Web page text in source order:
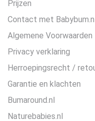
Prijzen
Contact met
Algemene Voorwaarden
Privacy verklaring
Herroepingsrecht /
Garantie en klachten
Bumaround.nl
Naturebabies.nl